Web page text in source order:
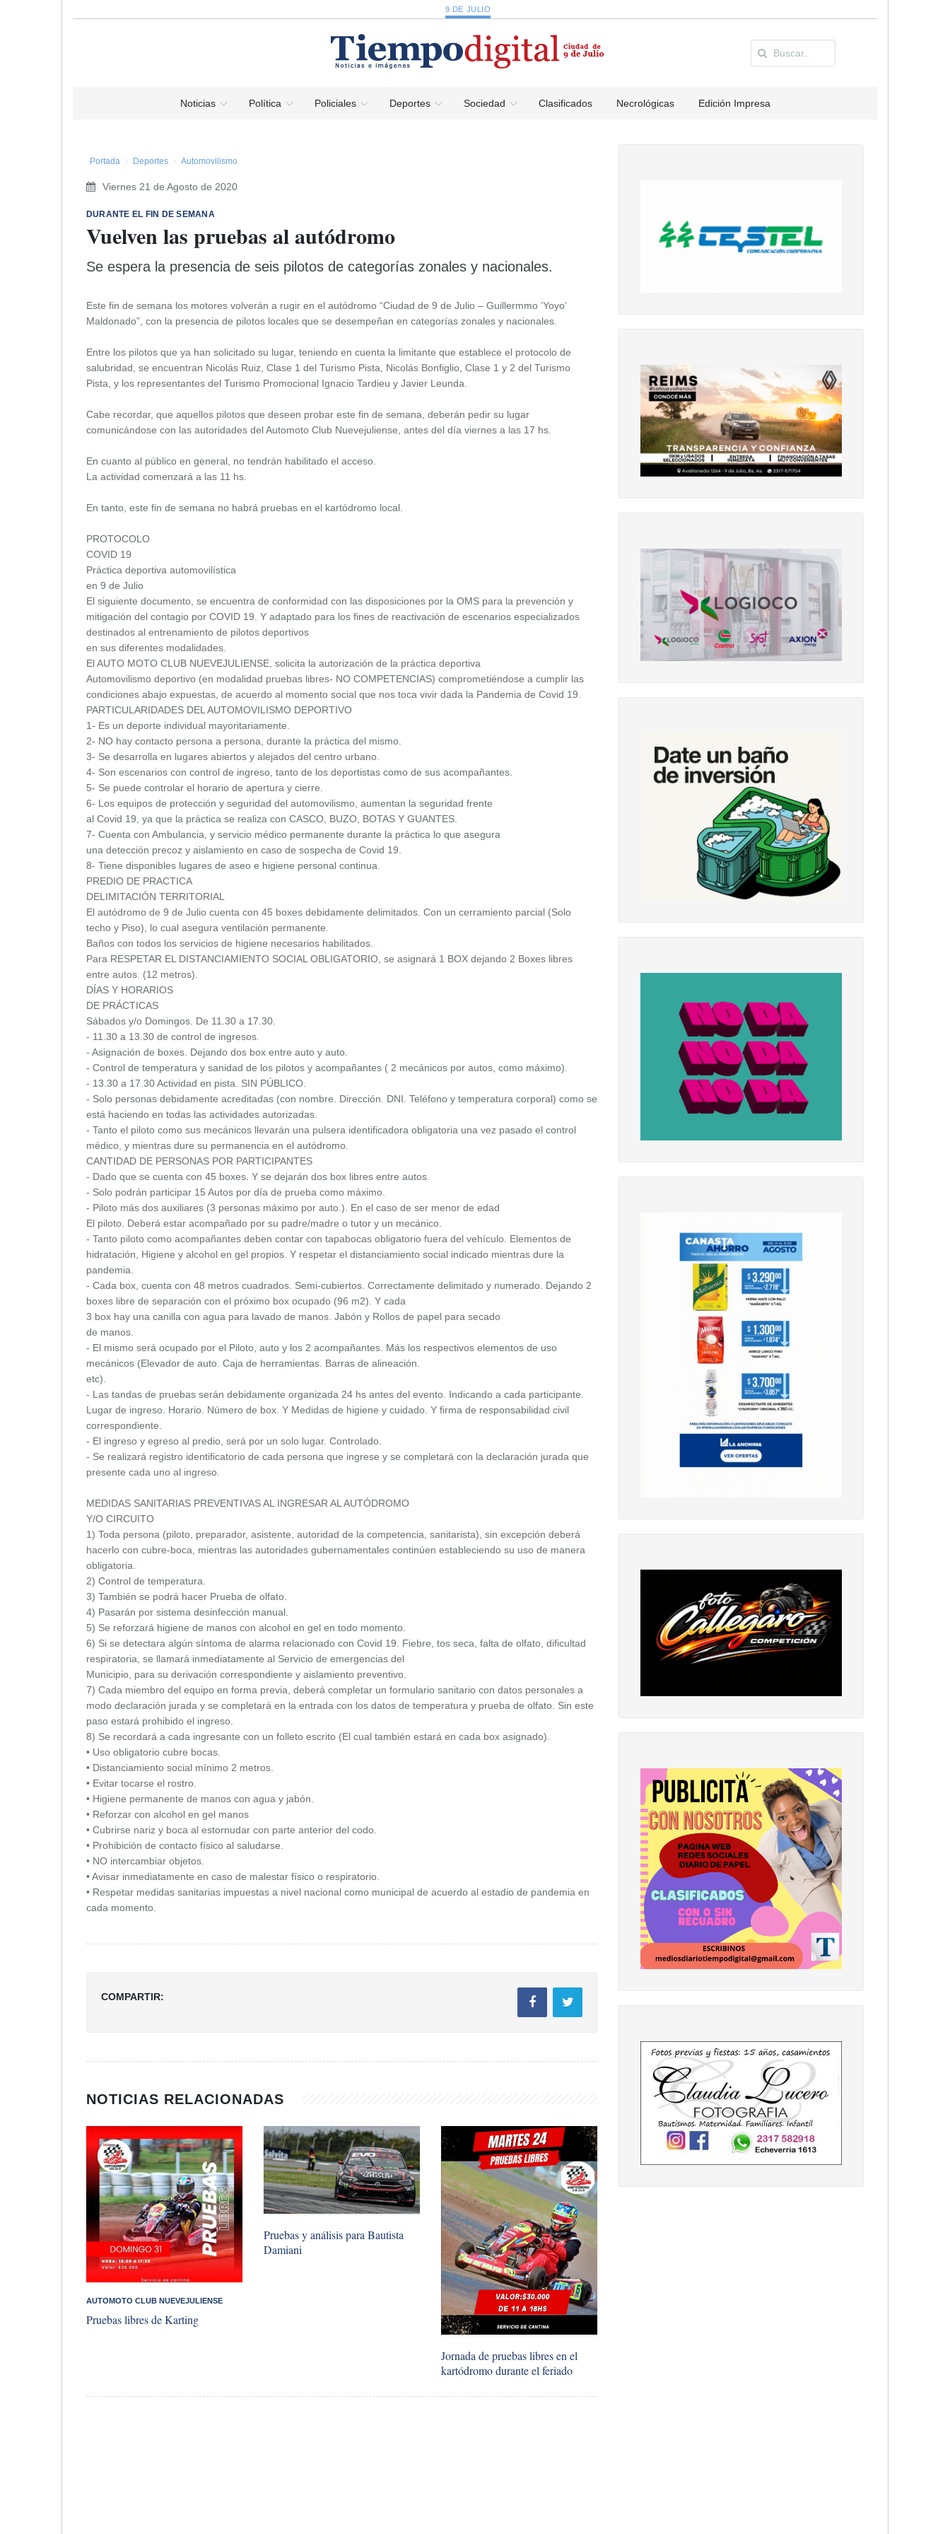
9 DE JULIO
Noticias Política Policiales Deportes Sociedad Clasificados Necrológicas Edición Impresa
Portada Deportes Automovilismo
Viernes 21 de Agosto de 2020
DURANTE EL FIN DE SEMANA
Vuelven las pruebas al autódromo
Se espera la presencia de seis pilotos de categorías zonales y nacionales.
Este fin de semana los motores volverán a rugir en el autódromo “Ciudad de 9 de Julio – Guillermmo ‘Yoyo’
Maldonado”, con la presencia de pilotos locales que se desempeñan en categorías zonales y nacionales.
Entre los pilotos que ya han solicitado su lugar, teniendo en cuenta la limitante que establece el protocolo de
salubridad, se encuentran Nicolás Ruiz, Clase 1 del Turismo Pista, Nicolás Bonfiglio, Clase 1 y 2 del Turismo
Pista, y los representantes del Turismo Promocional Ignacio Tardieu y Javier Leunda.
Cabe recordar, que aquellos pilotos que deseen probar este fin de semana, deberán pedir su lugar
comunicándose con las autoridades del Automoto Club Nuevejuliense, antes del día viernes a las 17 hs.
En cuanto al público en general, no tendrán habilitado el acceso.
La actividad comenzará a las 11 hs.
En tanto, este fin de semana no habrá pruebas en el kartódromo local.
PROTOCOLO
COVID 19
Práctica deportiva automovilística
en 9 de Julio
El siguiente documento, se encuentra de conformidad con las disposiciones por la OMS para la prevención y
mitigación del contagio por COVID 19. Y adaptado para los fines de reactivación de escenarios especializados
destinados al entrenamiento de pilotos deportivos
en sus diferentes modalidades.
El AUTO MOTO CLUB NUEVEJULIENSE, solicita la autorización de la práctica deportiva
Automovilismo deportivo (en modalidad pruebas libres- NO COMPETENCIAS) comprometiéndose a cumplir las
condiciones abajo expuestas, de acuerdo al momento social que nos toca vivir dada la Pandemia de Covid 19.
PARTICULARIDADES DEL AUTOMOVILISMO DEPORTIVO
1- Es un deporte individual mayoritariamente.
2- NO hay contacto persona a persona, durante la práctica del mismo.
3- Se desarrolla en lugares abiertos y alejados del centro urbano.
4- Son escenarios con control de ingreso, tanto de los deportistas como de sus acompañantes.
5- Se puede controlar el horario de apertura y cierre.
6- Los equipos de protección y seguridad del automovilismo, aumentan la seguridad frente
al Covid 19, ya que la práctica se realiza con CASCO, BUZO, BOTAS Y GUANTES.
7- Cuenta con Ambulancia, y servicio médico permanente durante la práctica lo que asegura
una detección precoz y aislamiento en caso de sospecha de Covid 19.
8- Tiene disponibles lugares de aseo e higiene personal continua.
PREDIO DE PRACTICA
DELIMITACIÓN TERRITORIAL
El autódromo de 9 de Julio cuenta con 45 boxes debidamente delimitados. Con un cerramiento parcial (Solo
techo y Piso), lo cual asegura ventilación permanente.
Baños con todos los servicios de higiene necesarios habilitados.
Para RESPETAR EL DISTANCIAMIENTO SOCIAL OBLIGATORIO, se asignará 1 BOX dejando 2 Boxes libres
entre autos. (12 metros).
DÍAS Y HORARIOS
DE PRÁCTICAS
Sábados y/o Domingos. De 11.30 a 17.30.
- 11.30 a 13.30 de control de ingresos.
- Asignación de boxes. Dejando dos box entre auto y auto.
- Control de temperatura y sanidad de los pilotos y acompañantes ( 2 mecánicos por autos, como máximo).
- 13.30 a 17.30 Actividad en pista. SIN PÚBLICO.
- Solo personas debidamente acreditadas (con nombre. Dirección. DNI. Teléfono y temperatura corporal) como se
está haciendo en todas las actividades autorizadas.
- Tanto el piloto como sus mecánicos llevarán una pulsera identificadora obligatoria una vez pasado el control
médico, y mientras dure su permanencia en el autódromo.
CANTIDAD DE PERSONAS POR PARTICIPANTES
- Dado que se cuenta con 45 boxes. Y se dejarán dos box libres entre autos.
- Solo podrán participar 15 Autos por día de prueba como máximo.
- Piloto más dos auxiliares (3 personas máximo por auto.). En el caso de ser menor de edad
El piloto. Deberá estar acompañado por su padre/madre o tutor y un mecánico.
- Tanto piloto como acompañantes deben contar con tapabocas obligatorio fuera del vehículo. Elementos de
hidratación, Higiene y alcohol en gel propios. Y respetar el distanciamiento social indicado mientras dure la
pandemia.
- Cada box, cuenta con 48 metros cuadrados. Semi-cubiertos. Correctamente delimitado y numerado. Dejando 2
boxes libre de separación con el próximo box ocupado (96 m2). Y cada
3 box hay una canilla con agua para lavado de manos. Jabón y Rollos de papel para secado
de manos.
- El mismo será ocupado por el Piloto, auto y los 2 acompañantes. Más los respectivos elementos de uso
mecánicos (Elevador de auto. Caja de herramientas. Barras de alineación.
etc).
- Las tandas de pruebas serán debidamente organizada 24 hs antes del evento. Indicando a cada participante.
Lugar de ingreso. Horario. Número de box. Y Medidas de higiene y cuidado. Y firma de responsabilidad civil
correspondiente.
- El ingreso y egreso al predio, será por un solo lugar. Controlado.
- Se realizará registro identificatorio de cada persona que ingrese y se completará con la declaración jurada que
presente cada uno al ingreso.
MEDIDAS SANITARIAS PREVENTIVAS AL INGRESAR AL AUTÓDROMO
Y/O CIRCUITO
1) Toda persona (piloto, preparador, asistente, autoridad de la competencia, sanitarista), sin excepción deberá
hacerlo con cubre-boca, mientras las autoridades gubernamentales continúen estableciendo su uso de manera
obligatoria.
2) Control de temperatura.
3) También se podrá hacer Prueba de olfato.
4) Pasarán por sistema desinfección manual.
5) Se reforzará higiene de manos con alcohol en gel en todo momento.
6) Si se detectara algún síntoma de alarma relacionado con Covid 19. Fiebre, tos seca, falta de olfato, dificultad
respiratoria, se llamará inmediatamente al Servicio de emergencias del
Municipio, para su derivación correspondiente y aislamiento preventivo.
7) Cada miembro del equipo en forma previa, deberá completar un formulario sanitario con datos personales a
modo declaración jurada y se completará en la entrada con los datos de temperatura y prueba de olfato. Sin este
paso estará prohibido el ingreso.
8) Se recordará a cada ingresante con un folleto escrito (El cual también estará en cada box asignado).
• Uso obligatorio cubre bocas.
• Distanciamiento social mínimo 2 metros.
• Evitar tocarse el rostro.
• Higiene permanente de manos con agua y jabón.
• Reforzar con alcohol en gel manos
• Cubrirse nariz y boca al estornudar con parte anterior del codo.
• Prohibición de contacto físico al saludarse.
• NO intercambiar objetos.
• Avisar inmediatamente en caso de malestar físico o respiratorio.
• Respetar medidas sanitarias impuestas a nivel nacional como municipal de acuerdo al estadio de pandemia en
cada momento.
COMPARTIR:
NOTICIAS RELACIONADAS
AUTOMOTO CLUB NUEVEJULIENSE
Pruebas libres de Karting
Pruebas y análisis para Bautista
Damiani
Jornada de pruebas libres en el
kartódromo durante el feriado